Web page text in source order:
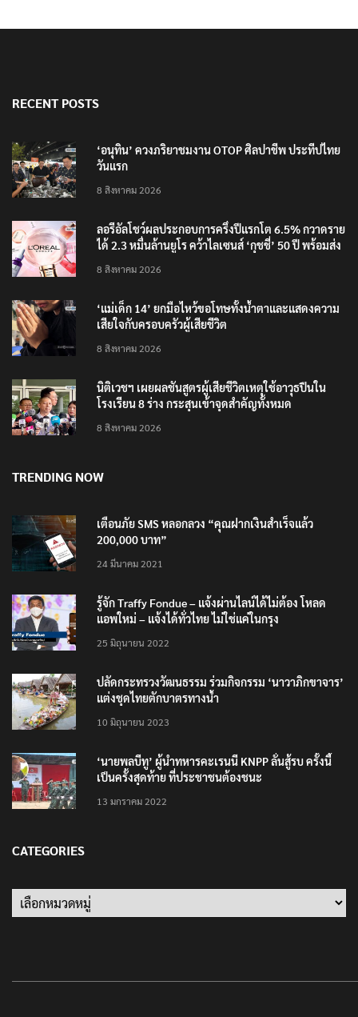
RECENT POSTS
‘อนุทิน’ ควงภริยาชมงาน OTOP ศิลปาชีพ ประทีปไทย
วันแรก
8 สิงหาคม 2026
ลอรีอัลโชว์ผลประกอบการครึ่งปีแรกโต 6.5% กวาดราย
ได้ 2.3 หมื่นล้านยูโร คว้าไลเซนส์ ‘กุชชี่’ 50 ปี พร้อมส่ง
8 สิงหาคม 2026
‘แม่เด็ก 14’ ยกมือไหว้ขอโทษทั้งน้ำตาและแสดงความ
เสียใจกับครอบครัวผู้เสียชีวิต
8 สิงหาคม 2026
นิติเวชฯ เผยผลชันสูตรผู้เสียชีวิตเหตุใช้อาวุธปืนใน
โรงเรียน 8 ร่าง กระสุนเข้าจุดสำคัญทั้งหมด
8 สิงหาคม 2026
TRENDING NOW
เตือนภัย SMS หลอกลวง “คุณฝากเงินสำเร็จแล้ว
200,000 บาท”
24 มีนาคม 2021
รู้จัก Traffy Fondue – แจ้งผ่านไลน์ได้ไม่ต้อง โหลด
แอพใหม่ – แจ้งได้ทั่วไทย ไม่ใช่แค่ในกรุง
25 มิถุนายน 2022
ปลัดกระทรวงวัฒนธรรม ร่วมกิจกรรม ‘นาวาภิกขาจาร’
แต่งชุดไทยตักบาตรทางน้ำ
10 มิถุนายน 2023
‘นายพลบีทู’ ผู้นำทหารคะเรนนี KNPP ลั่นสู้รบ ครั้งนี้
เป็นครั้งสุดท้าย ที่ประชาชนต้องชนะ
13 มกราคม 2022
CATEGORIES
Categories